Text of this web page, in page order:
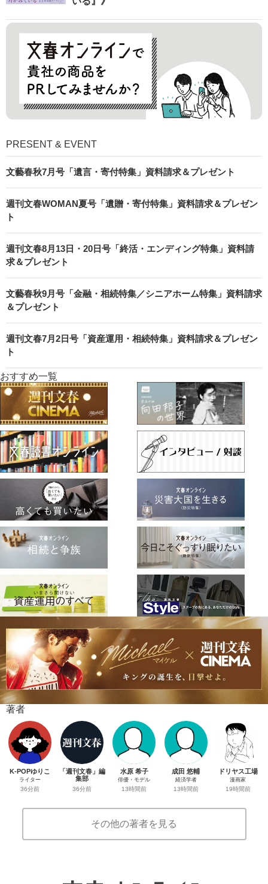
PRESENT & EVENT
文藝春秋7月号「遺言・寄付特集」資料請求＆プレゼント
週刊文春WOMAN夏号「遺贈・寄付特集」資料請求＆プレゼン
ト
週刊文春8月13日・20日号「終活・エンディング特集」資料請
求＆プレゼント
文藝春秋9月号「金融・相続特集／シニアホーム特集」資料請求
＆プレゼント
週刊文春7月2日号「資産運用・相続特集」資料請求＆プレゼン
ト
おすすめ一覧
著者
K-POPゆりこ
ライター
36分前
「週刊文春」編
集部
36分前
水原 希子
俳優・モデル
13時間前
成田 悠輔
経済学者
13時間前
ドリヤス工場
漫画家
19時間前
その他の著者を見る